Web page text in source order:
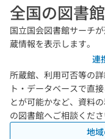
全国の図書
国立国会図書館サーチ
蔵情報を表示します。
連
所蔵館、利用可否等の
ト・データベースで直
とが可能かなど、資料
の図書館へご相談くだ
地